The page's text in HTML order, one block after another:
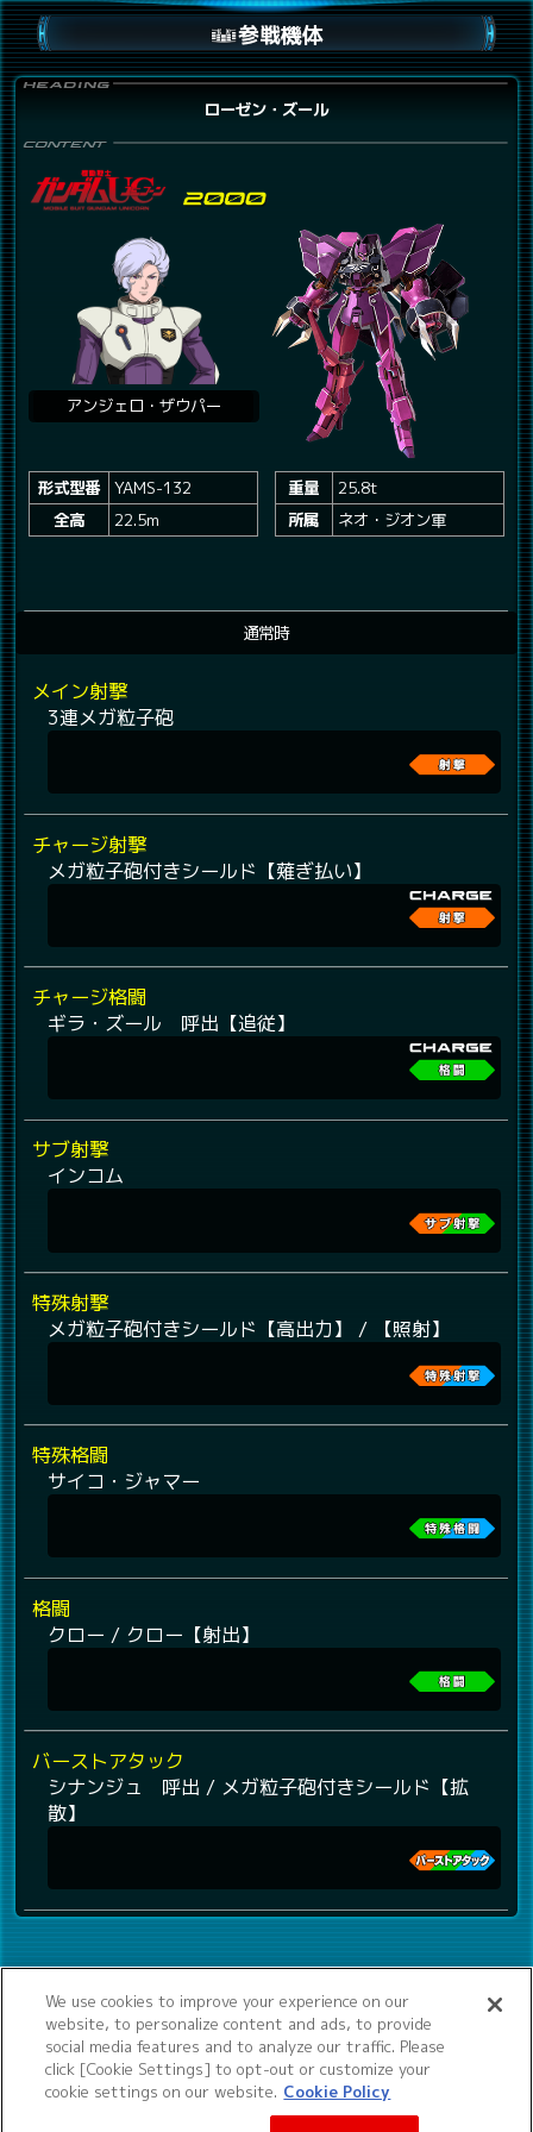
参戦機体
ローゼン・ズール
アンジェロ・ザウパー
形式型番
YAMS-132
全高
22.5m
重量
25.8t
所属
ネオ・ジオン軍
通常時
メイン射撃
3連メガ粒子砲
チャージ射撃
メガ粒子砲付きシールド【薙ぎ払い】
チャージ格闘
ギラ・ズール 呼出【追従】
サブ射撃
インコム
特殊射撃
メガ粒子砲付きシールド【高出力】 / 【照射】
特殊格闘
サイコ・ジャマー
格闘
クロー / クロー【射出】
バーストアタック
シナンジュ 呼出 / メガ粒子砲付きシールド【拡
散】
We use cookies to improve your experience on our
website, to personalize content and ads, to provide
social media features and to analyze our traffic. Please
click [Cookie Settings] to opt-out or customize your
cookie settings on our website. Cookie Policy